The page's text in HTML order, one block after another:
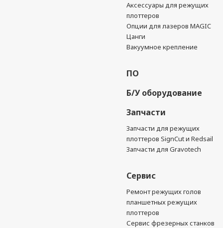
Аксессуары для режущих
плоттеров
Опции для лазеров MAGIC
Цанги
Вакуумное крепление
ПО
Б/У оборудование
Запчасти
Запчасти для режущих
плоттеров SignCut и Redsail
Запчасти для Gravotech
Сервис
Ремонт режущих голов
планшетных режущих
плоттеров
Сервис фрезерных станков